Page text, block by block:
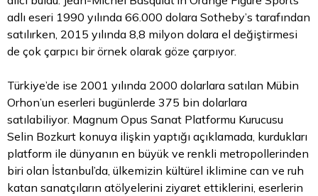
adlı eseri 1990 yılında 66.000 dolara Sotheby’s tarafından
satılırken, 2015 yılında 8,8 milyon dolara el değiştirmesi
de çok çarpıcı bir örnek olarak göze çarpıyor.
Türkiye’de ise 2001 yılında 2000 dolarlara satılan Mübin
Orhon’un eserleri bugünlerde 375 bin dolarlara
satılabiliyor. Magnum Opus Sanat Platformu Kurucusu
Selin Bozkurt konuya ilişkin yaptığı açıklamada, kurdukları
platform ile dünyanın en büyük ve renkli metropollerinden
biri olan İstanbul’da, ülkemizin kültürel iklimine can ve ruh
katan sanatçıların atölyelerini ziyaret ettiklerini, eserlerin